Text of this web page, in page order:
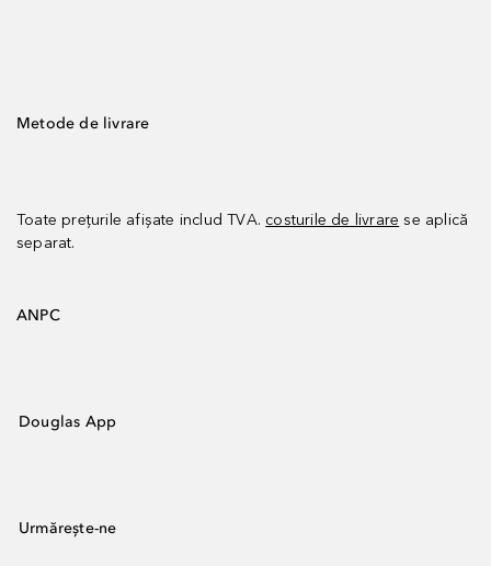
Metode de livrare
Toate prețurile afișate includ TVA. costurile de livrare se aplică
separat.
ANPC
Douglas App
Urmărește-ne